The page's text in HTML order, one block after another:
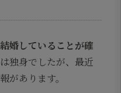
婚していることが確
独身でしたが、最近
があります。